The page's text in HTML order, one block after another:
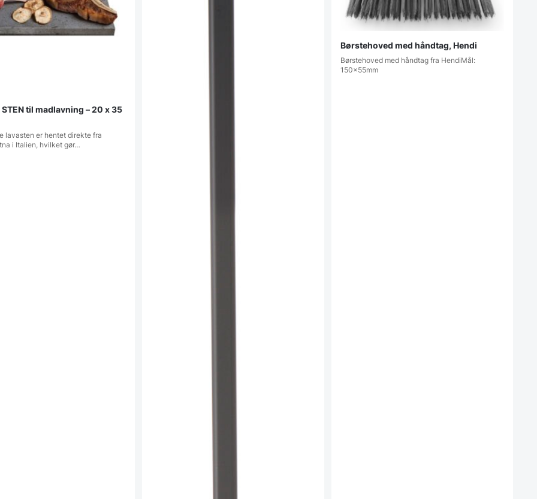
til madlavning – 20 x 35
lavasten er hentet direkte fra
i Italien, hvilket gør…
Børstehoved med håndtag, Hendi
Børstehoved med håndtag fra HendiMål:
150x55mm